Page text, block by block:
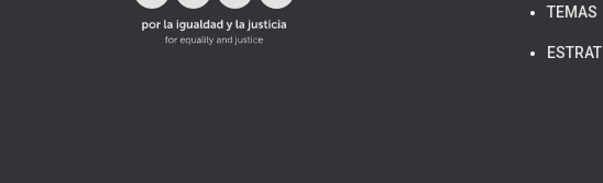
TEMAS